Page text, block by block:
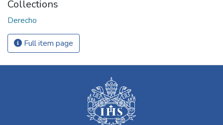
Collections
Derecho
Full item page